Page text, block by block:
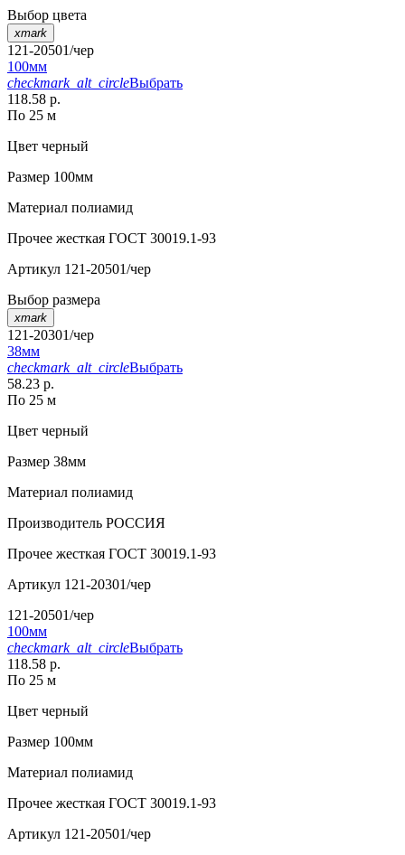
Выбор цвета
xmark
121-20501/чер
100мм
checkmark_alt_circleВыбрать
118.58 р.
По 25 м
Цвет черный
Размер 100мм
Материал полиамид
Прочее жесткая ГОСТ 30019.1-93
Артикул 121-20501/чер
Выбор размера
xmark
121-20301/чер
38мм
checkmark_alt_circleВыбрать
58.23 р.
По 25 м
Цвет черный
Размер 38мм
Материал полиамид
Производитель РОССИЯ
Прочее жесткая ГОСТ 30019.1-93
Артикул 121-20301/чер
121-20501/чер
100мм
checkmark_alt_circleВыбрать
118.58 р.
По 25 м
Цвет черный
Размер 100мм
Материал полиамид
Прочее жесткая ГОСТ 30019.1-93
Артикул 121-20501/чер